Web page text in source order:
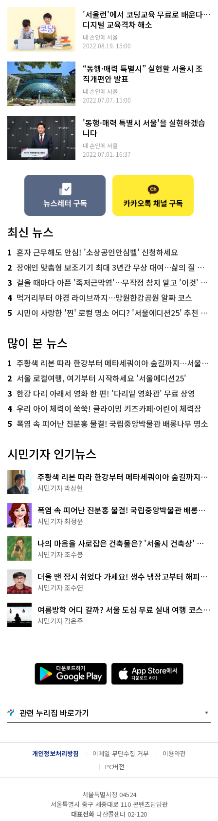
'서울런'에서 코딩교육 무료로 배운다…
디지털 교육격차 해소
내 손안에 서울
2022.08.19. 15:00
“동행·매력 특별시” 실현할 서울시 조
직개편안 발표
내 손안에 서울
2022.07.07. 15:00
'동행·매력 특별시 서울'을 실현하겠습
니다
내 손안에 서울
2022.07.01. 16:37
최신 뉴스
1 혼자 근무해도 안심! '소상공인안심벨' 신청하세요
2 장애인 맞춤형 보조기기 최대 3년간 무상 대여…삶의 질 높인다
3 걸을 때마다 아픈 '족저근막염'…무작정 참지 말고 '이것' 해보세요!
4 먹거리부터 야경 라이브까지…망원한강공원 알짜 코스
5 시민이 사랑한 '찐' 로컬 명소 어디? '서울에디션25' 추천 코스
많이 본 뉴스
1 주황색 리본 따라 한강부터 메타세쿼이아 숲길까지…서울둘레길 15코스
2 서울 로컬여행, 여기부터 시작하세요 '서울에디션25'
3 한강 다리 아래서 영화 한 편! '다리밑 영화관' 무료 상영
4 우리 아이 체력이 쑥쑥! 클라이밍 키즈카페·어린이 체력장
5 폭염 속 피어난 진분홍 물결! 국립중앙박물관 배롱나무 명소
시민기자 인기뉴스
주황색 리본 따라 한강부터 메타세쿼이아 숲길까지…
서울둘레길 15코스
시민기자 박상현
폭염 속 피어난 진분홍 물결! 국립중앙박물관 배롱나
무 명소
시민기자 최정윤
나의 마음을 사로잡은 건축물은? '서울시 건축상' 수
상작 공개!
시민기자 조수봉
더울 땐 잠시 쉬었다 가세요! 생수 냉장고부터 해피소
·무더위쉼터까지
시민기자 조수연
여름방학 어디 갈까? 서울 도심 무료 실내 여행 코스
추천
시민기자 김은주
다
운
로
기
G
o
g
l
e
l
A
p
p
e
서
다
운
드
관련 누리집 바로가기
개인정보처리방침 이메일 무단수집 거부
이용약관
PC버전
서울특별시청 04524
서울특별시 중구 세종대로 110 콘텐츠담당관
대표전화 다산콜센터 02-120